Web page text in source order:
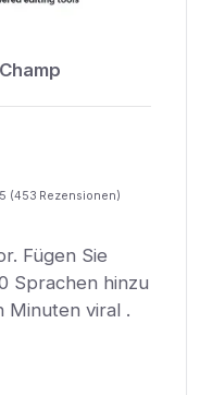
(453 Rezensionen)
Fügen Sie
Sprachen hinzu
Minuten viral .